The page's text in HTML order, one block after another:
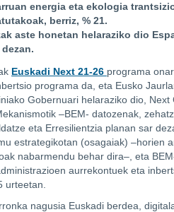
energia eta ekologia
berriz, % 21.
aste honetan helaraziko dio
Euskadi Next 21-26 programa
programa da, eta Eusko
Gobernuari helaraziko dio,
–BEM- datozenak,
eta Erresilientzia planan sar
estrategikotan (osagaiak) –horien
nabarmendu behar dira–, eta
aurrekontuek eta
urteetan.
nagusia Euskadi berdea,